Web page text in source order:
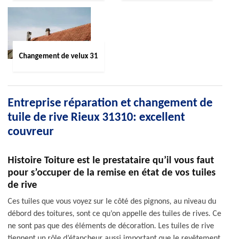
Changement de velux 31
Entreprise réparation et changement de
tuile de rive Rieux 31310: excellent
couvreur
Histoire Toiture est le prestataire qu’il vous faut
pour s’occuper de la remise en état de vos tuiles
de rive
Ces tuiles que vous voyez sur le côté des pignons, au niveau du
débord des toitures, sont ce qu’on appelle des tuiles de rives. Ce
ne sont pas que des éléments de décoration. Les tuiles de rive